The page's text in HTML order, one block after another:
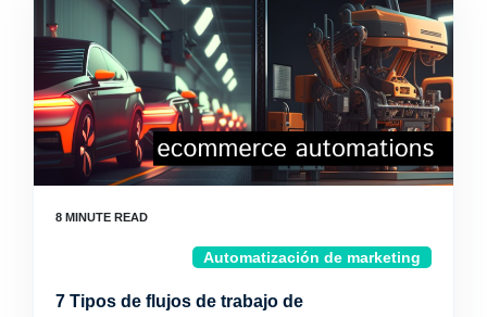
Automatización de marketing
7 Tipos de flujos de trabajo de